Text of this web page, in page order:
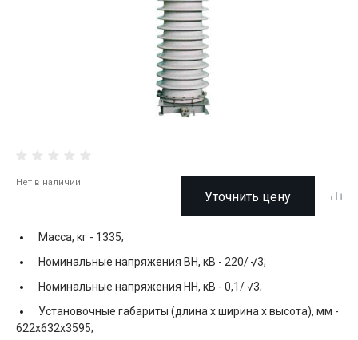
Нет в наличии
Уточнить цену
Масса, кг - 1335;
Номинальные напряжения ВН, кВ - 220/ √3;
Номинальные напряжения НН, кВ - 0,1/ √3;
Установочные габариты (длина х ширина х высота), мм -
622x632x3595;